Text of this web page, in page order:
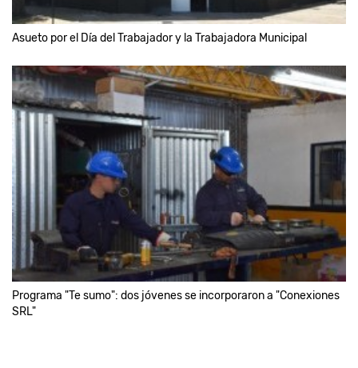
Asueto por el Día del Trabajador y la Trabajadora Municipal
Programa "Te sumo": dos jóvenes se incorporaron a "Conexiones
SRL"